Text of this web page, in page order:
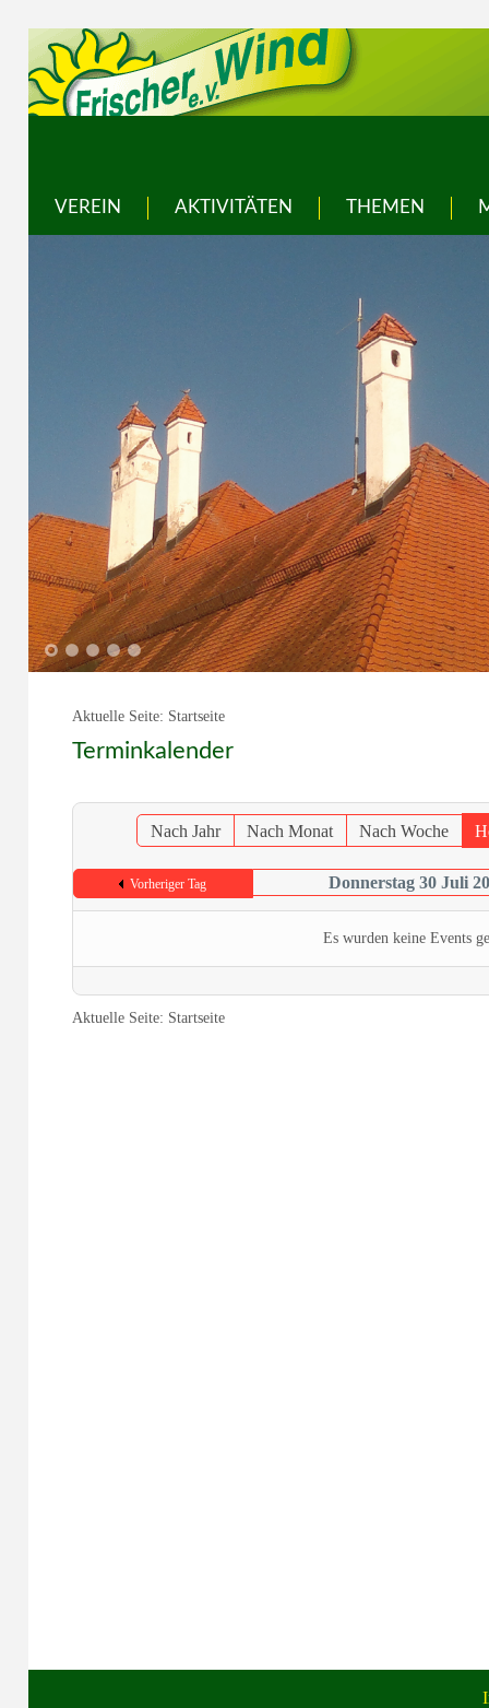
VEREIN AKTIVITÄTEN THEMEN
1 2 3 4 5
Aktuelle Seite: Startseite
Terminkalender
Nach Jahr Nach Monat Nach Woche
Vorheriger Tag Donnerstag 30 Juli
Es wurden keine Events
Aktuelle Seite: Startseite